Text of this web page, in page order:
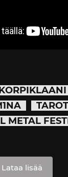
TAROT
METAL
Lataa lisää